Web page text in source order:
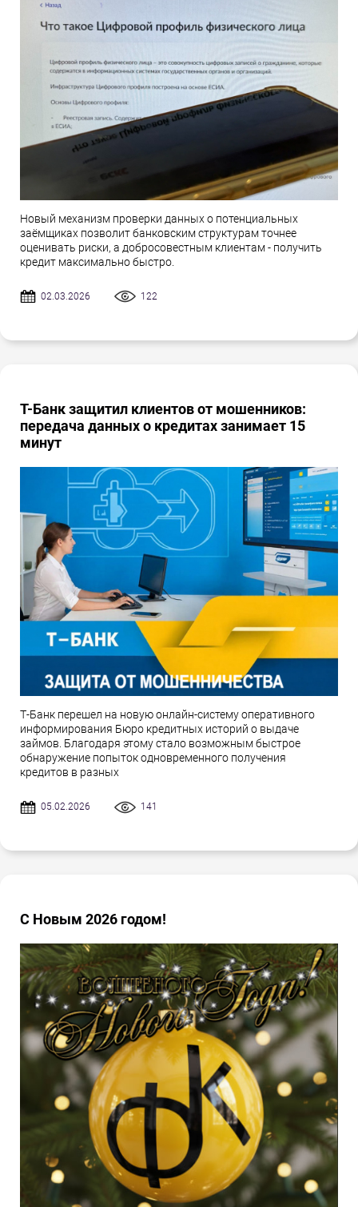
Новый механизм проверки данных о потенциальных
заёмщиках позволит банковским структурам точнее
оценивать риски, а добросовестным клиентам - получить
кредит максимально быстро.
02.03.2026 122
Т-Банк защитил клиентов от мошенников:
передача данных о кредитах занимает 15
минут
Т-Банк перешел на новую онлайн-систему оперативного
информирования Бюро кредитных историй о выдаче
займов. Благодаря этому стало возможным быстрое
обнаружение попыток одновременного получения
кредитов в разных
05.02.2026 141
С Новым 2026 годом!